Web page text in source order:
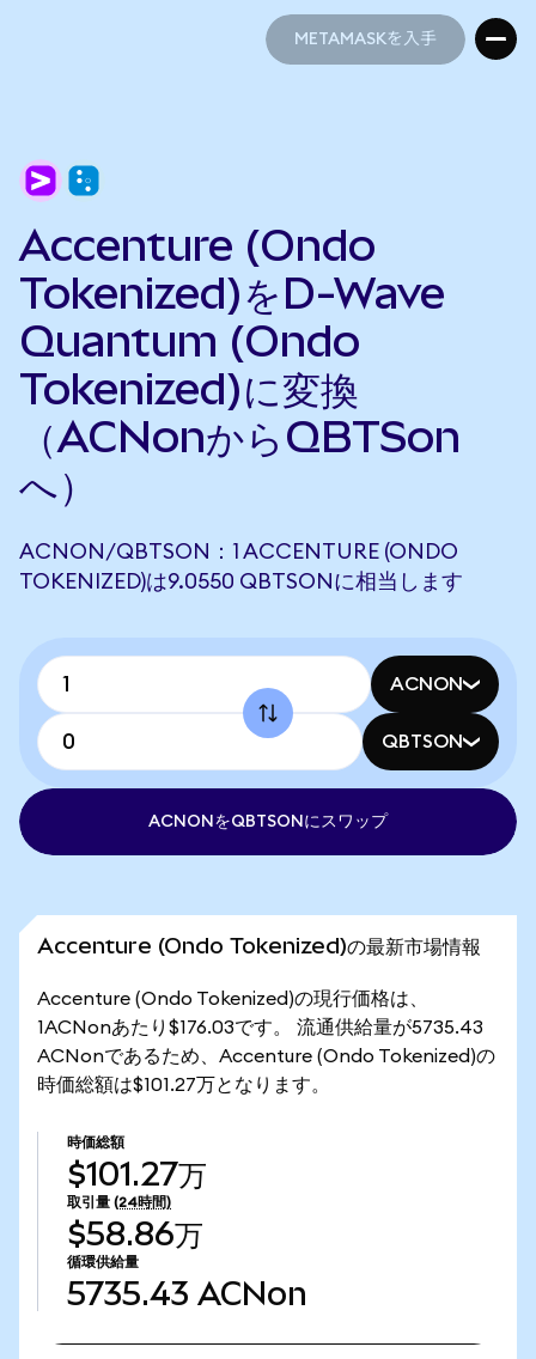
METAMASKを入手
Accenture (Ondo
Tokenized)をD-Wave
Quantum (Ondo
Tokenized)に変換
（ACNonからQBTSon
へ）
ACNON/QBTSON：1 ACCENTURE (ONDO
TOKENIZED)は9.0550 QBTSONに相当します
ACNON
QBTSON
ACNONをQBTSONにスワップ
Accenture (Ondo Tokenized)の最新市場情報
Accenture (Ondo Tokenized)の現行価格は、
1ACNonあたり$176.03です。 流通供給量が5735.43
ACNonであるため、Accenture (Ondo Tokenized)の
時価総額は$101.27万となります。
時価総額
$101.27万
取引量 (24時間)
$58.86万
循環供給量
5735.43 ACNon